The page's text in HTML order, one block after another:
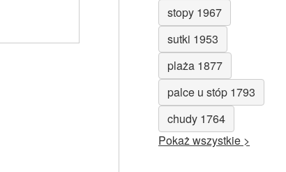
stopy 1967
sutki 1953
plaża 1877
palce u stóp 1793
chudy 1764
Pokaż wszystkie >